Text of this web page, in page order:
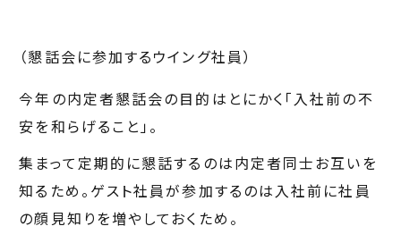
（懇話会に参加するウイング社員）
今年の内定者懇話会の目的はとにかく「入社前の不
安を和らげること」。
集まって定期的に懇話するのは内定者同士お互いを
知るため。ゲスト社員が参加するのは入社前に社員
の顔見知りを増やしておくため。